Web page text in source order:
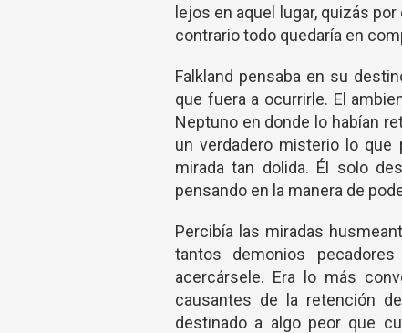
lejos en aquel lugar, quizás
contrario todo quedaría en
Falkland pensaba en su
que fuera a ocurrirle. El
Neptuno en donde lo habían
un verdadero misterio lo que
mirada tan dolida. Él solo
pensando en la manera de
Percibía las miradas
tantos demonios
acercársele. Era lo más
causantes de la retención
destinado a algo peor que